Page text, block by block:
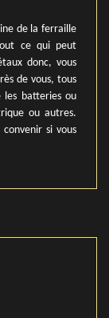
de la ferraille
ce qui peut
donc, vous
de vous, tous
les batteries ou
ou autres.
si vous